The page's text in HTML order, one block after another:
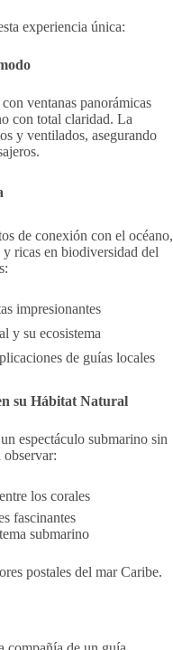
experiencia única:
ventanas panorámicas
con total claridad. La
y ventilados, asegurando
de conexión con el océano,
y ricas en biodiversidad del
impresionantes
y su ecosistema
de guías locales
su Hábitat Natural
espectáculo submarino sin
los corales
fascinantes
submarino
postales del mar Caribe.